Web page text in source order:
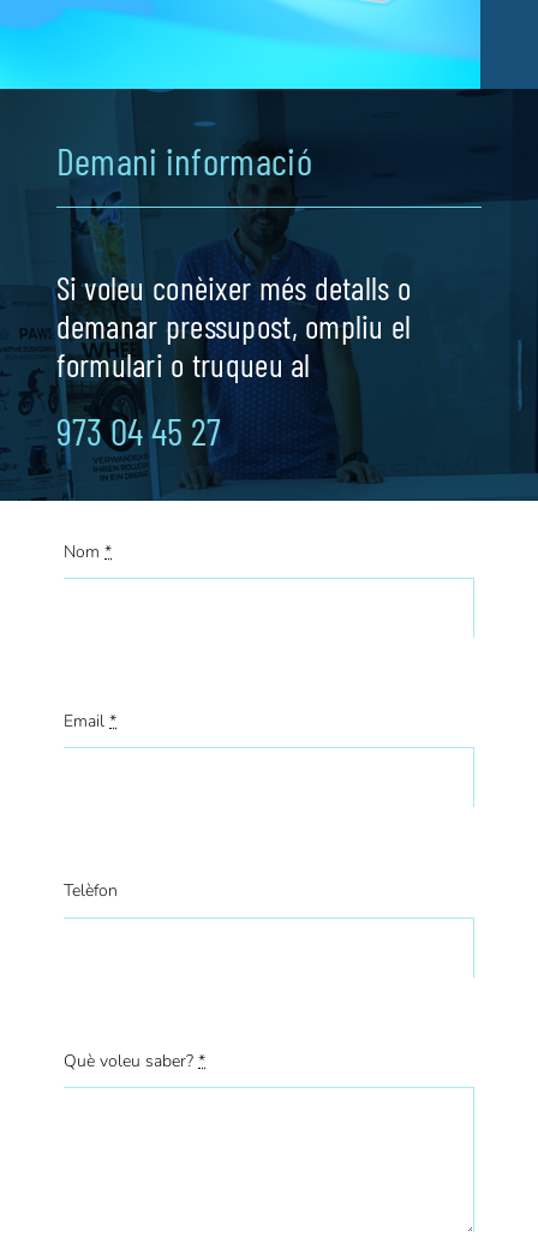
Demani informació
Si voleu conèixer més detalls o
demanar pressupost, ompliu el
formulari o truqueu al
973 04 45 27
Nom*
Email*
Telèfon
Què voleu saber?*